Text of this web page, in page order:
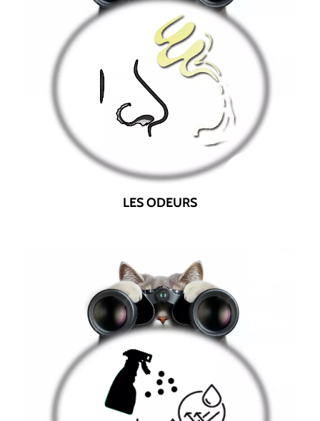
LES ODEURS